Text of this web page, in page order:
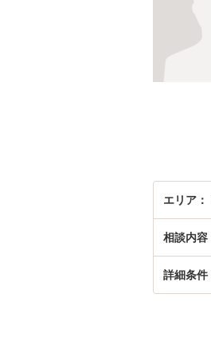
エリア
相談内容
詳細条件